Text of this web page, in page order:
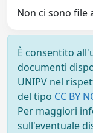
Non ci sono file
È consentito
documenti
UNIPV nel
del tipo CC BY
Per maggiori
sull'eventuale